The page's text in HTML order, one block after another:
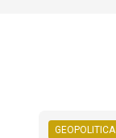
GEOPOLITICA